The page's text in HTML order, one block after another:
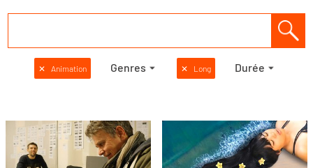
✕ Animation Genres ✕ Long Durée